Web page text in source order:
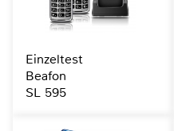
Einzeltest
Beafon
SL 595